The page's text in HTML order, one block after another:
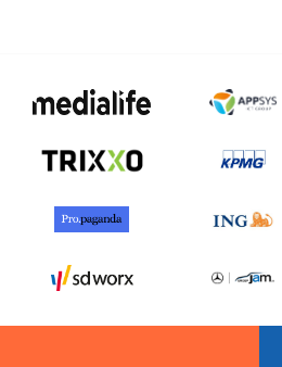
INNOVEREN
EN
DIGITALISEREN
MAAR
TIJD
EN
DE